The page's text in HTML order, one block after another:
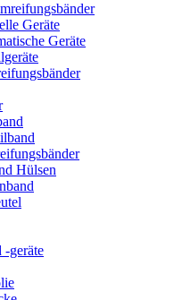
Geräte
Geräte
Hülsen
-geräte